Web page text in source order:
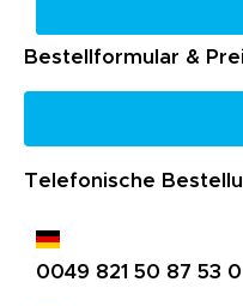
Bestellformular &
Telefonische
0049 821 50 87 53 0